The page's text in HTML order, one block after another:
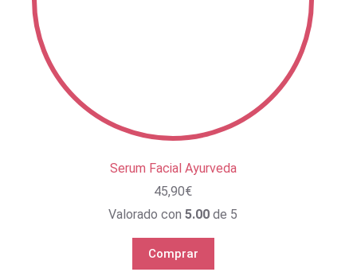
Serum Facial Ayurveda
45,90€
Valorado con5.00 de 5
Comprar